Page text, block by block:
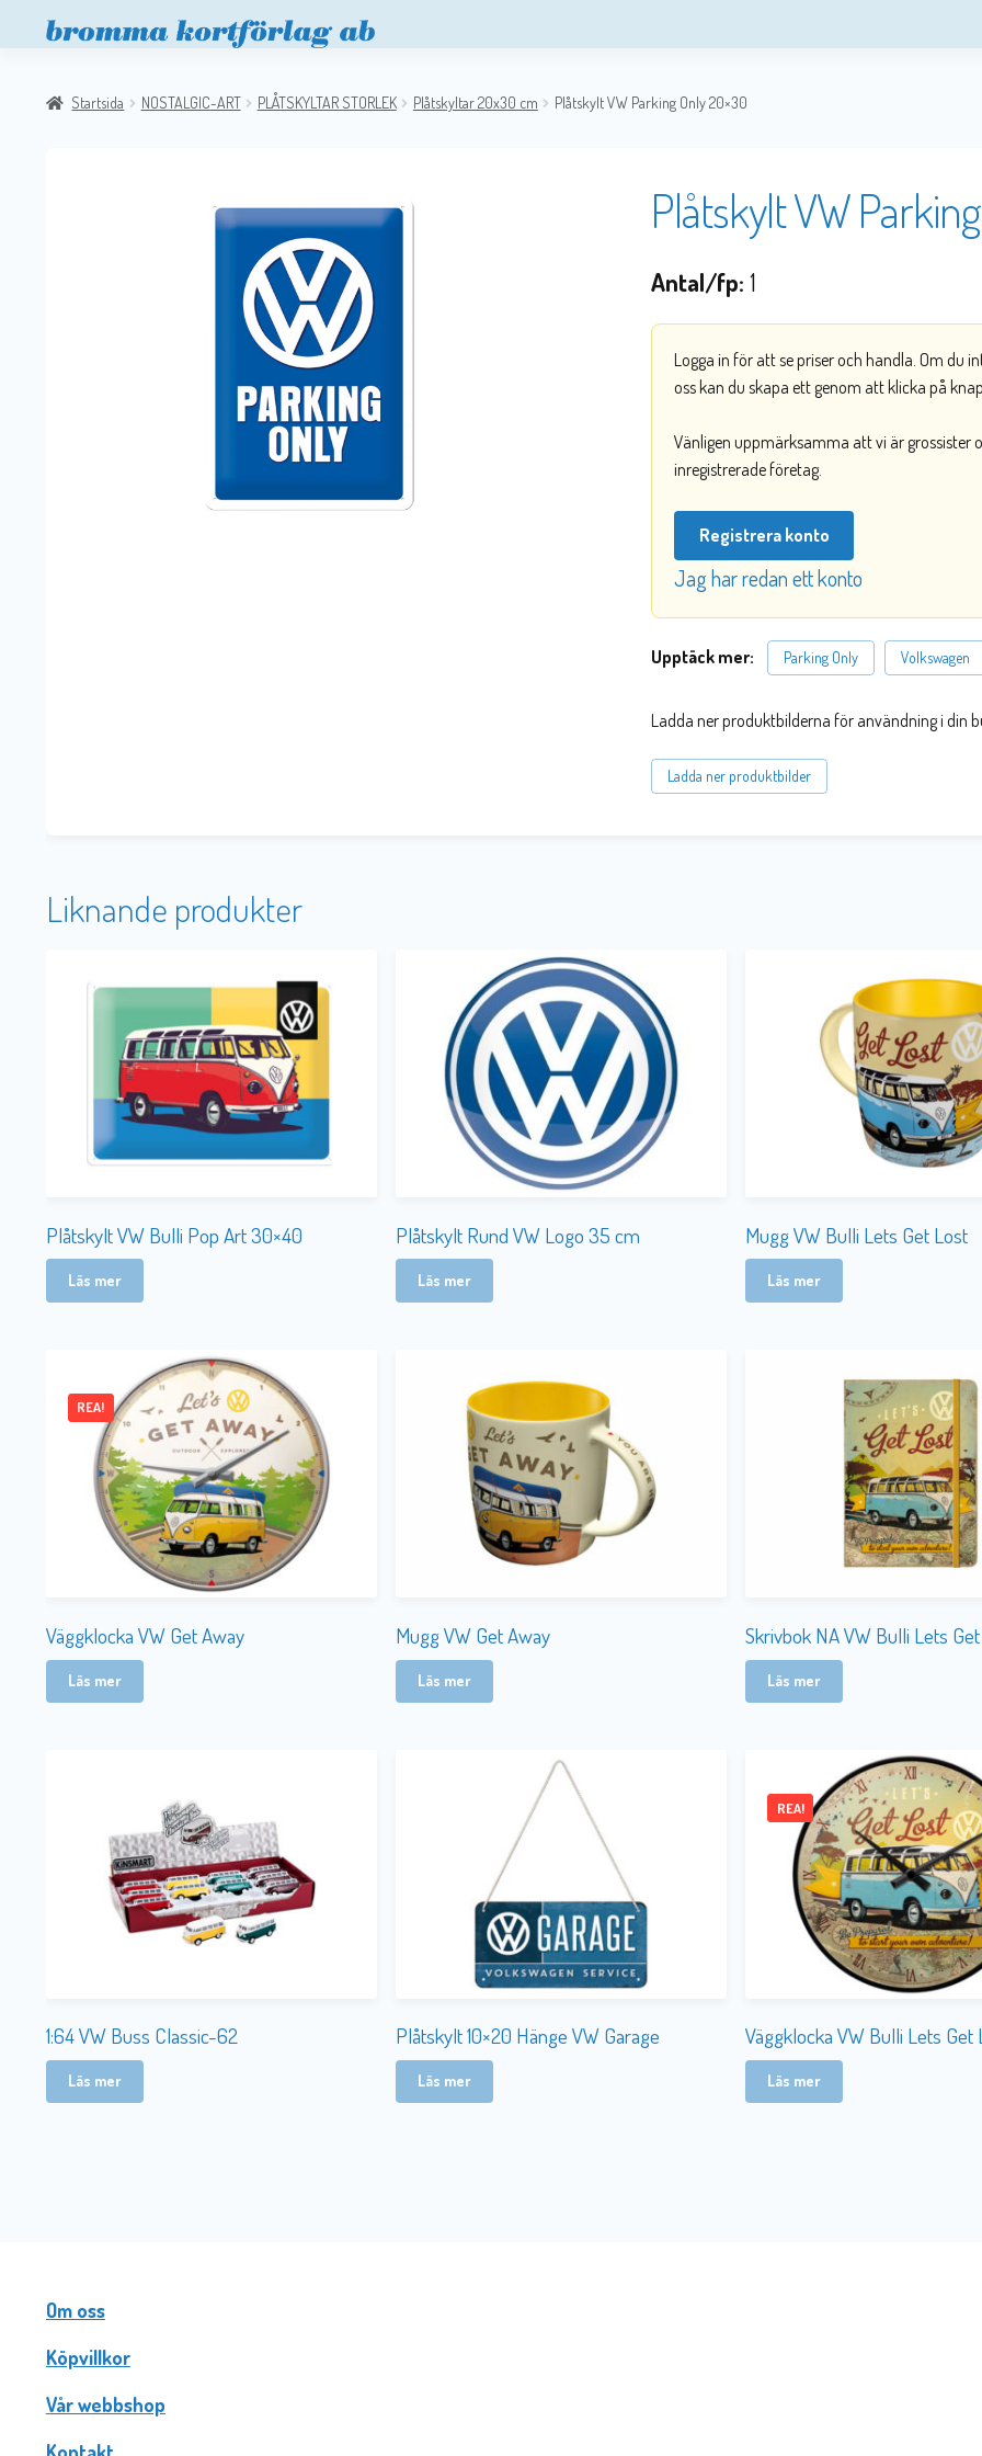
Startsida NOSTALGIC-ART PLÅTSKYLTAR STORLEK Plåtskyltar 20x30 cm Plåtskylt VW Parking Only 20×30
Plåtskylt VW
Antal/fp: 1
Logga in för att se priser och handla. Om du
oss kan du skapa ett genom att klicka på
Vänligen uppmärksamma att vi är grossister
inregistrerade företag.
Registrera konto
Jag har redan ett konto
Upptäck mer: Parking Only Volkswagen
Ladda ner produktbilderna för användning i din
Ladda ner produktbilder
Liknande produkter
Plåtskylt VW Bulli Pop Art 30×40
Läs mer
Plåtskylt Rund VW Logo 35 cm
Läs mer
Mugg VW Bulli Lets Get Lost
Läs mer
Väggklocka VW Get Away
REA!
Läs mer
Mugg VW Get Away
Läs mer
Skrivbok NA VW Bulli Lets
Läs mer
1:64 VW Buss Classic-62
Läs mer
Plåtskylt 10×20 Hänge VW Garage
Läs mer
Väggklocka VW Bulli Lets Get
REA!
Läs mer
Om oss
Köpvillkor
Vår webbshop